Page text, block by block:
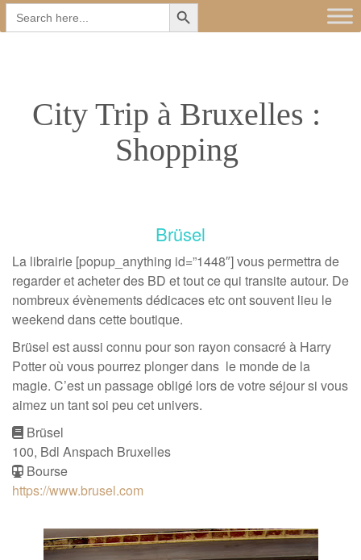
Search
for:
Main
menu
Skip
City Trip à Bruxelles :
Shopping
Brüsel
La librairie [popup_anything id=”1448″] vous permettra de
regarder et acheter des BD et tout ce qui transite autour. De
nombreux évènements dédicaces etc ont souvent lieu le
weekend dans cette boutique.
Brüsel est aussi connu pour son rayon consacré à Harry
Potteroù vous pourrez plonger dans le monde de la
magie. C’est un passage obligé lors de votre séjour si vous
aimez un tant soi peu cet univers.
Brüsel
100, Bdl Anspach Bruxelles
Bourse
https://www.brusel.com